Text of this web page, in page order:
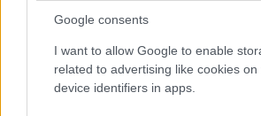
Google consents
I want to allow Google to enable
related to advertising like cookies on
device identifiers in apps.
líderes de
estadísticos
clave, regates